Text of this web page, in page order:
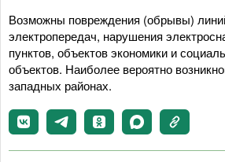
Возможны повреждения (обрывы)
электропередач, нарушения
пунктов, объектов экономики и
объектов. Наиболее вероятно
западных районах.